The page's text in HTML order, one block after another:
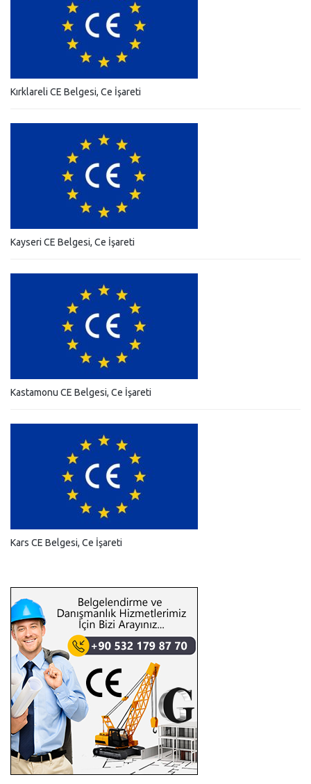
Kırklareli CE Belgesi, Ce İşareti
Kayseri CE Belgesi, Ce İşareti
Kastamonu CE Belgesi, Ce İşareti
Kars CE Belgesi, Ce İşareti